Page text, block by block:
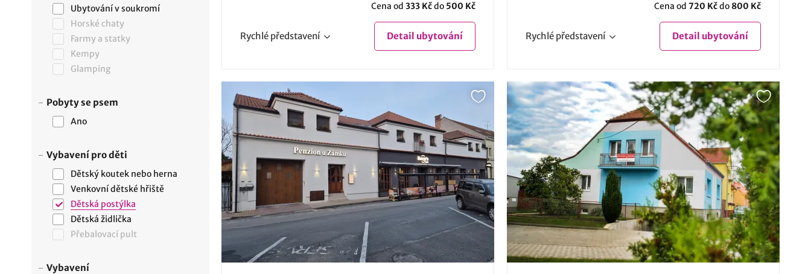
Ubytování v soukromí
Horské chaty
Farmy a statky
Kempy
Glamping
Pobyty se psem
Ano
Vybavení pro děti
Dětský koutek nebo herna
Venkovní dětské hřiště
Dětská postýlka
Dětská židlička
Přebalovací pult
Vybavení
Cena od 333 Kčdo 500 Kč
Rychlé představení Detail ubytování
Cena od 720 Kčdo 800 Kč
Rychlé představení Detail ubytování